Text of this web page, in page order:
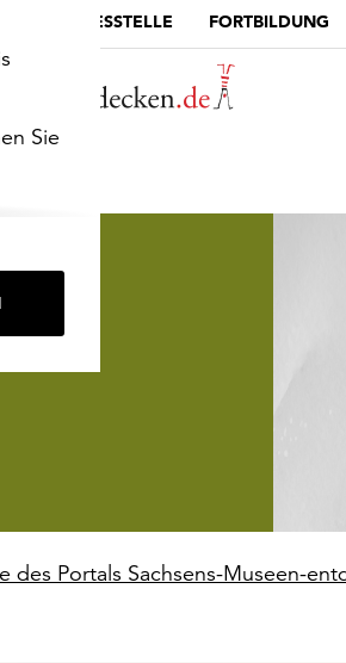
Sie
DIE LANDESSTELLE FORTBILDUNG
des Portals Sachsens-Museen-